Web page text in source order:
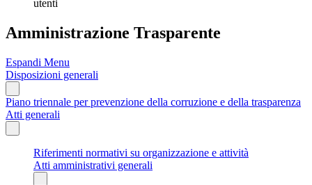
utenti
Amministrazione Trasparente
Espandi Menu
Disposizioni generali
Piano triennale per prevenzione della corruzione e della trasparenza
Atti generali
Riferimenti normativi su organizzazione e attività
Atti amministrativi generali